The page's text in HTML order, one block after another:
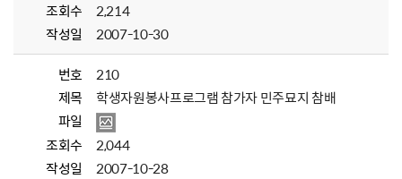
조회수
2,214
작성일
2007-10-30
번호
210
제목
학생자원봉사프로그램 참가자 민주묘지 참배
파일
조회수
2,044
작성일
2007-10-28